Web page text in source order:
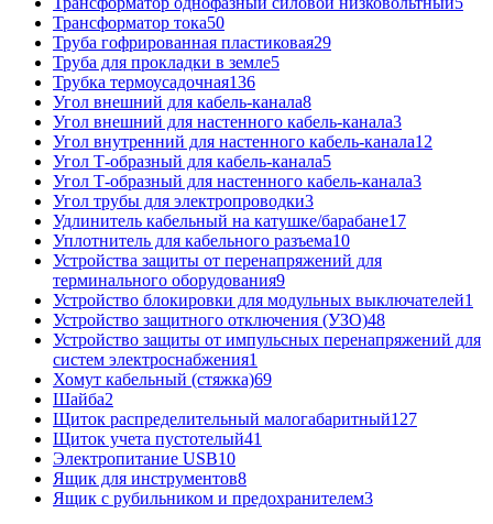
Трансформатор тока50
Труба гофрированная пластиковая29
Труба для прокладки в земле5
Трубка термоусадочная136
Угол внешний для кабель-канала8
Угол внешний для настенного кабель-канала3
Угол внутренний для настенного кабель-канала12
Угол Т-образный для кабель-канала5
Угол Т-образный для настенного кабель-канала3
Угол трубы для электропроводки3
Удлинитель кабельный на катушке/барабане17
Уплотнитель для кабельного разъема10
Устройства защиты от перенапряжений для
терминального оборудования9
Устройство блокировки для модульных выключателей1
Устройство защитного отключения (УЗО)48
Устройство защиты от импульсных перенапряжений для
систем электроснабжения1
Хомут кабельный (стяжка)69
Шайба2
Щиток распределительный малогабаритный127
Щиток учета пустотелый41
Электропитание USB10
Ящик для инструментов8
Ящик с рубильником и предохранителем3